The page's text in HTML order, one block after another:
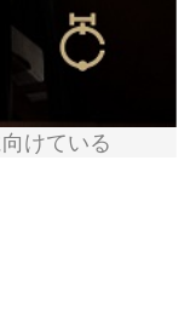
けている